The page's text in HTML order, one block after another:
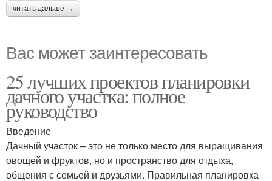
читать дальше →
Вас может заинтересовать
25 лучших проектов планировки
дачного участка: полное
руководство
Введение
Дачный участок – это не только место для выращивания
овощей и фруктов, но и пространство для отдыха,
общения с семьей и друзьями. Правильная планировка